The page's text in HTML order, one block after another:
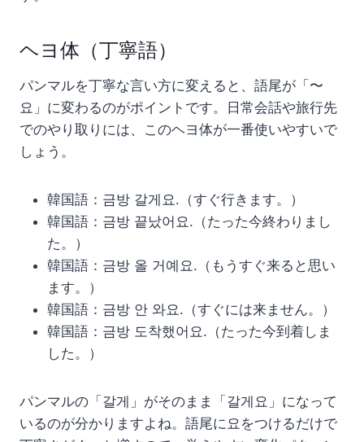
ヘヨ体（丁寧語）
パンマルを丁寧な言い方に変えると、語尾が「〜
요」に変わるのがポイントです。日常会話や旅行先
でのやり取りには、このヘヨ体が一番使いやすいで
しょう。
韓国語：금방 갈게요.（すぐ行きます。）
韓国語：금방 끝났어요.（たった今終わりまし
た。）
韓国語：금방 올 거예요.（もうすぐ来ると思い
ます。）
韓国語：금방 안 와요.（すぐには来ません。）
韓国語：금방 도착했어요.（たった今到着しま
した。）
パンマルの「갈게」がそのまま「갈게요」になって
いるのが分かりますよね。語尾に요をつけるだけで